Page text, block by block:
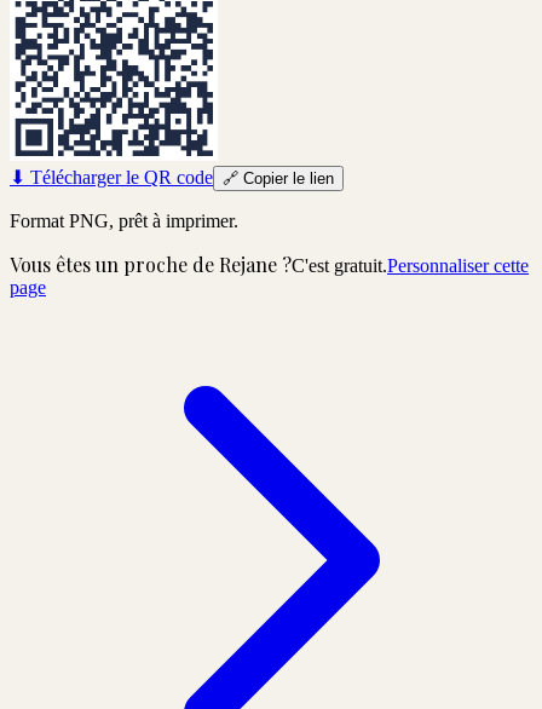
⬇ Télécharger le QR code 🔗 Copier le lien
Format PNG, prêt à imprimer.
Vous êtes un proche de Rejane ?C'est gratuit.Personnaliser cette
page